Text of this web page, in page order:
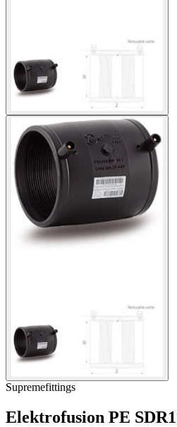
Supremefittings
Elektrofusion PE